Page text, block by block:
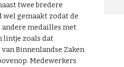
twee bredere
wel gemaakt zodat de
medailles met
lintje zoals dat
Binnenlandse Zaken
Medewerkers